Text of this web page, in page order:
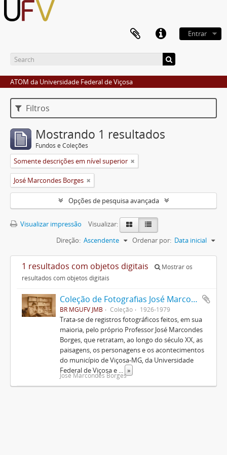
Entrar
ATOM da Universidade Federal de Viçosa
Filtros
Mostrando 1 resultados
Fundos e Coleções
Somente descrições em nível superior
José Marcondes Borges
Opções de pesquisa avançada
Visualizar impressão
Visualizar:
Ordenar por: Data inicial
Direção: Ascendente
1 resultados com objetos digitais
Mostrar os
resultados com objetos digitais
Coleção de Fotografias José Marcondes Borges
BR MGUFV JMB Coleção 1926-1979
Trata-se de registros fotográficos feitos, em sua
maioria, pelo próprio Professor José Marcondes
Borges, que retratam, ao longo do século XX, as
paisagens, os personagens e os acontecimentos
do município de Viçosa-MG, da Universidade
Federal de Viçosa e
»
José Marcondes Borges